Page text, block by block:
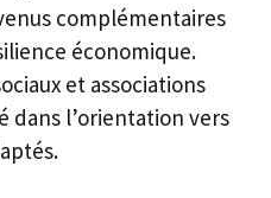
complémentaires
économique.
et associations
dans l’orientation vers